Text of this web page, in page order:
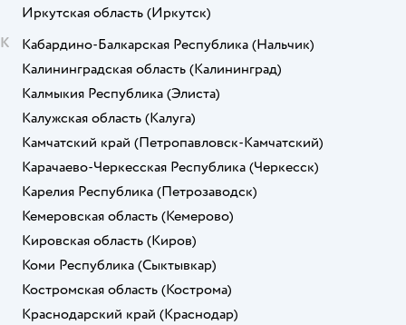
Иркутская область (Иркутск)
К
Кабардино-Балкарская Республика (Нальчик)
Калининградская область (Калининград)
Калмыкия Республика (Элиста)
Калужская область (Калуга)
Камчатский край (Петропавловск-Камчатский)
Карачаево-Черкесская Республика (Черкесск)
Карелия Республика (Петрозаводск)
Кемеровская область (Кемерово)
Кировская область (Киров)
Коми Республика (Сыктывкар)
Костромская область (Кострома)
Краснодарский край (Краснодар)